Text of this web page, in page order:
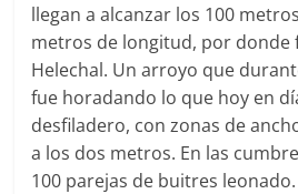
llegan a alcanzar los 100
metros de longitud, por donde
Helechal. Un arroyo que
fue horadando lo que hoy en
desfiladero, con zonas de
a los dos metros. En las
100 parejas de buitres